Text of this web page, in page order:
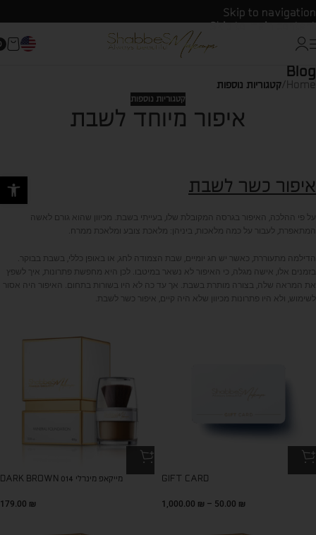
פתח
Skip to navigation
Blog
Home
/קטגוריות נוספות
קטגוריות נוספות
איפור מיוחד לשבת
איפור כשר לשבת
על פי ההלכה, האיפור בגרסה המקובלת שלו, בעייתי בשבת. מכיוון שהוא גורם לאשה
המתאפרת, לעבור על כמה מלאכות, ביניהן: מלאכת צובע ומלאכת ממרח.
הדילמה מתעוררת, כאשר יש חג יומיים, שבת הצמודה לחג, או באופן כללי, בשבת בבוקר.
בזמנים אלו, אישה מגלה, כי האיפור לא נשאר במיטבו. לכן היא מחפשת פתרונות, איך לשפץ
את המראה שלה, בצורה מותרת בשבת. אך עד כה לא היו בשורות בתחום. האיפור היה אסור
לשימוש, ולא היו פתרונות מכיוון שלא היה קיים, איפור כשר לשבת.
GIFT CARD
50.00 ₪
–
1,000.00 ₪
מייקאפ מינרלי DARK BROWN 014
179.00 ₪